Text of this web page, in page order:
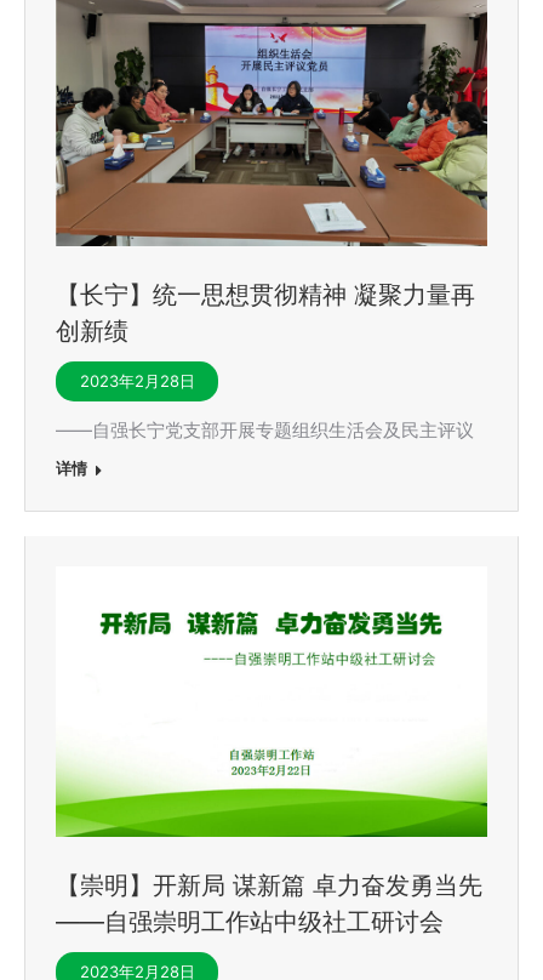
【长宁】统一思想贯彻精神 凝聚力量再
创新绩
2023年2月28日
——自强长宁党支部开展专题组织生活会及民主评议
详情
【崇明】开新局 谋新篇 卓力奋发勇当先
——自强崇明工作站中级社工研讨会
2023年2月28日